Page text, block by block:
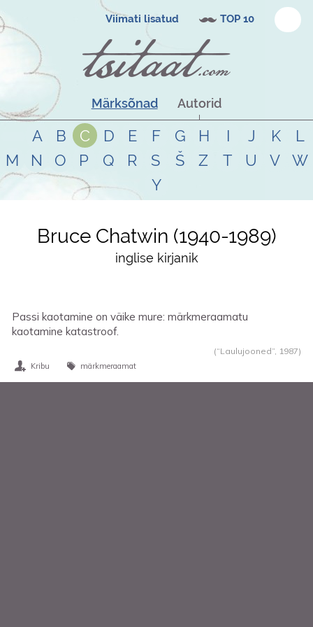
Viimati lisatud TOP 10
Märksõnad Autorid
A B C D E F G H I J K
L
M
N O P Q R S Š Z T U V
W
Y
Bruce Chatwin 1940-1989
inglise kirjanik
Passi kaotamine on väike mure: märkmeraamatu
kaotamine katastroof.
(“Laulujooned”, 1987)
Kribu märkmeraamat